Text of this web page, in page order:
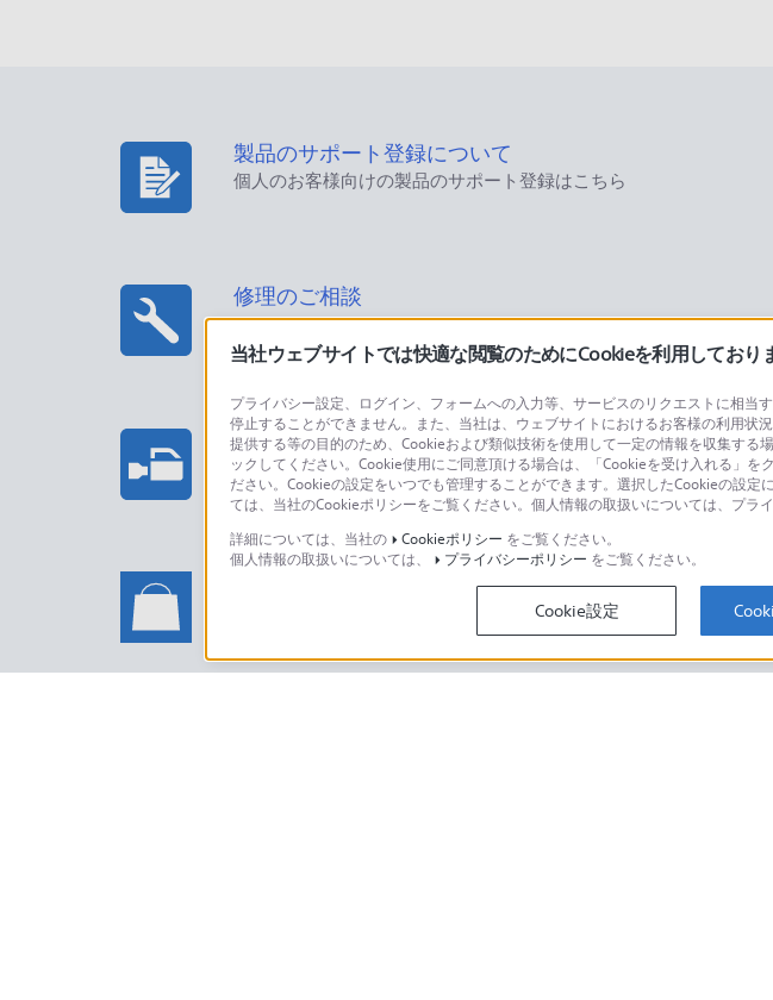
製品のサポート登録について
個人のお客様向けの製品のサポート登録はこちら
修理のご相談
プロフェッショナル/業務用製品に関するお問い合わせ
法人のお客様はこちら
ソニーストアでのお買い物に関するご利用ガイド・お問
ソニーストアのご利用方法・サービスに関してのご案内はこちら
当社ウェブサイトでは快適な閲覧のためにCookieを利用しており
プライバシー設定、ログイン、フォームへの入力等、サービスのリクエストに相
停止することができません。また、当社は、ウェブサイトにおけるお客様の利用
提供する等の目的のため、Cookieおよび類似技術を使用して一定の情報を収集す
ックしてください。Cookie使用にご同意頂ける場合は、「Cookieを受け入れる」
ださい。Cookieの設定をいつでも管理することができます。選択したCookieの設
ては、当社のCookieポリシーをご覧ください。個人情報の取扱いについては、プラ
詳細については、当社の
Cookieポリシー をご覧ください。
個人情報の取扱いについては、
プライバシーポリシー をご覧ください。
Cookie設定